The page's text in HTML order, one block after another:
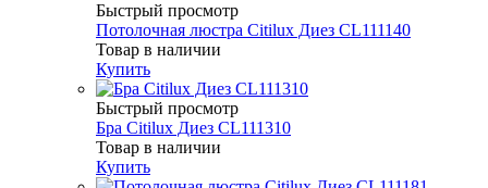
Быстрый просмотр
Потолочная люстра Citilux Диез CL111140
Товар в наличии
Купить
Быстрый просмотр
Бра Citilux Диез CL111310
Товар в наличии
Купить